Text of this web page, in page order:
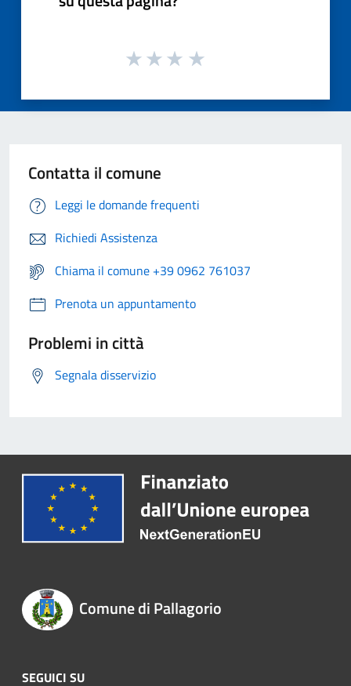
Contatta il comune
Leggi le domande frequenti
Richiedi Assistenza
Chiama il comune +39 0962 761037
Prenota un appuntamento
Problemi in città
Segnala disservizio
Comune di Pallagorio
SEGUICI SU